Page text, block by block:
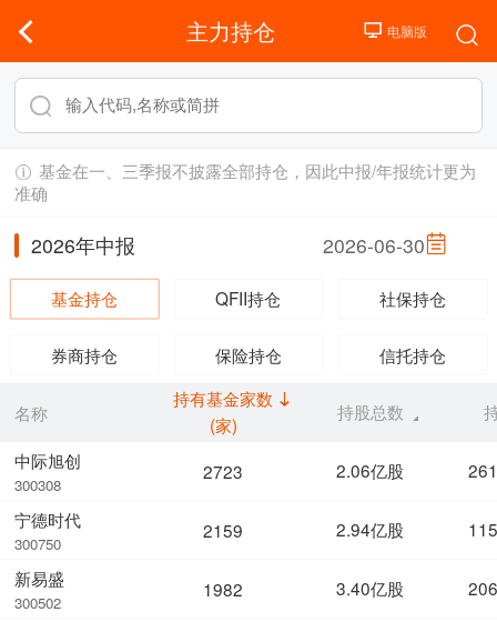
主力持仓
基金在一、三季报不披露全部持仓，因此中报/年报统计更为
准确
2026年中报 2026-06-30
基金持仓 QFII持仓 社保持仓
券商持仓 保险持仓 信托持仓
名称
中际旭创
300308
宁德时代
300750
新易盛
300502
持有基金家数
(家)
持股总数
2723 2.06亿股
2159 2.94亿股
1982 3.40亿股